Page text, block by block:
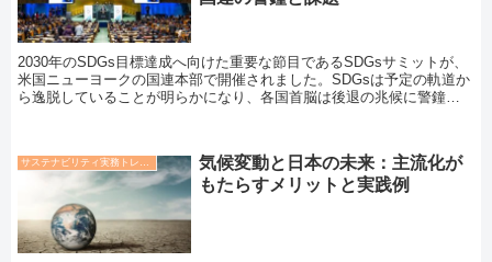
2030年のSDGs目標達成へ向けた重要な節目であるSDGsサミットが、
米国ニューヨークの国連本部で開催されました。SDGsは予定の軌道か
ら逸脱していることが明らかになり、各国首脳は後退の兆候に警鐘を
サステナビリティ実務トレンド
気候変動と日本の未来：主流化が
もたらすメリットと実践例